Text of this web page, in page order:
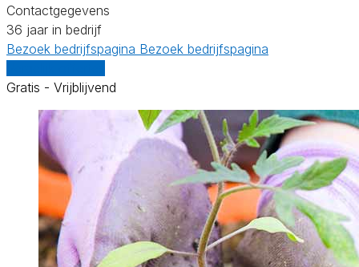
Contactgegevens
36 jaar in bedrijf
Bezoek bedrijfspagina Bezoek bedrijfspagina
Gratis - Vrijblijvend